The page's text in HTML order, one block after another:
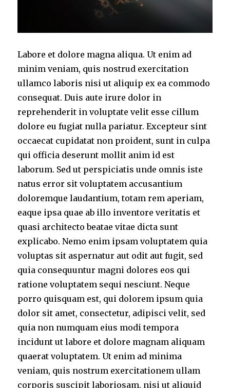
Labore et dolore magna aliqua. Ut enim ad
minim veniam, quis nostrud exercitation
ullamco laboris nisi ut aliquip ex ea commodo
consequat. Duis aute irure dolor in
reprehenderit in voluptate velit esse cillum
dolore eu fugiat nulla pariatur. Excepteur sint
occaecat cupidatat non proident, sunt in culpa
qui officia deserunt mollit anim id est
laborum. Sed ut perspiciatis unde omnis iste
natus error sit voluptatem accusantium
doloremque laudantium, totam rem aperiam,
eaque ipsa quae ab illo inventore veritatis et
quasi architecto beatae vitae dicta sunt
explicabo. Nemo enim ipsam voluptatem quia
voluptas sit aspernatur aut odit aut fugit, sed
quia consequuntur magni dolores eos qui
ratione voluptatem sequi nesciunt. Neque
porro quisquam est, qui dolorem ipsum quia
dolor sit amet, consectetur, adipisci velit, sed
quia non numquam eius modi tempora
incidunt ut labore et dolore magnam aliquam
quaerat voluptatem. Ut enim ad minima
veniam, quis nostrum exercitationem ullam
corporis suscipit laboriosam, nisi ut aliquid